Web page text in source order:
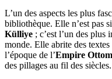
L’un des aspects les plus
bibliothèque. Elle n’est pas
Külliye ; c’est l’un des plus
monde. Elle abrite des
l’époque de l’Empire
des pillages au fil des siècles.